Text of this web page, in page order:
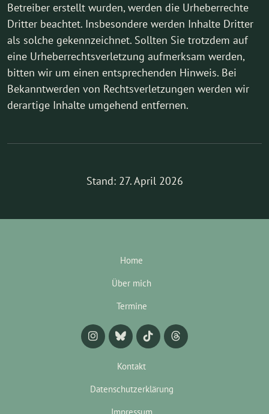
Betreiber erstellt wurden, werden die Urheberrechte
Dritter beachtet. Insbesondere werden Inhalte Dritter
als solche gekennzeichnet. Sollten Sie trotzdem auf
eine Urheberrechtsverletzung aufmerksam werden,
bitten wir um einen entsprechenden Hinweis. Bei
Bekanntwerden von Rechtsverletzungen werden wir
derartige Inhalte umgehend entfernen.
Stand: 27. April 2026
Home
Über mich
Termine
Kontakt
Datenschutzerklärung